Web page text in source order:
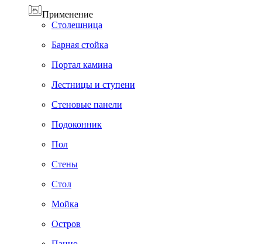
Применение
Cтолешница
Барная стойка
Портал камина
Лестницы и ступени
Стеновые панели
Подоконник
Пол
Cтены
Стол
Мойка
Остров